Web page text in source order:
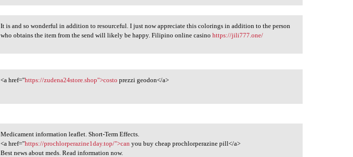
It is and so wonderful in
It is and so wonderful in addition to resourceful. I just now appreciate this colorings in addition to the person
who obtains the item from the send will likely be happy. Filipino online casinohttps://jili777.one/
<a href="https:/
<a href="https://zudena24store.shop">costo prezzi geodon</a>
Medicament information
Medicament information leaflet. Short-Term Effects.
<a href="https://prochlorperazine1day.top/">can you buy cheap prochlorperazine pill</a>
Best news about meds. Read information now.